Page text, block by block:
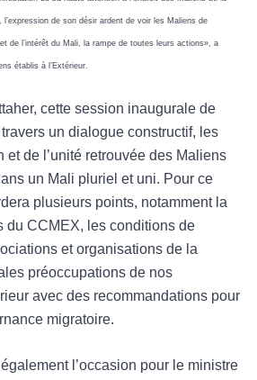
de son désir ardent de voir les Maliens de
de l’intérêt du Mali, la rampe de toutes leurs actions», a
établis à l’Extérieur.
cette session inaugurale de
un dialogue constructif, les
et de l’unité retrouvée des Maliens
un Mali pluriel et uni. Pour ce
plusieurs points, notamment la
du CCMEX, les conditions de
et organisations de la
préoccupations de nos
avec des recommandations pour
migratoire.
l’occasion pour le ministre